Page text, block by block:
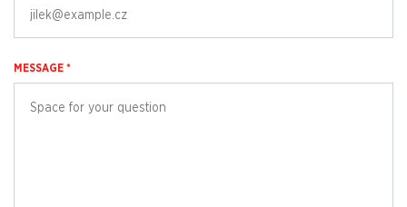
MESSAGE *